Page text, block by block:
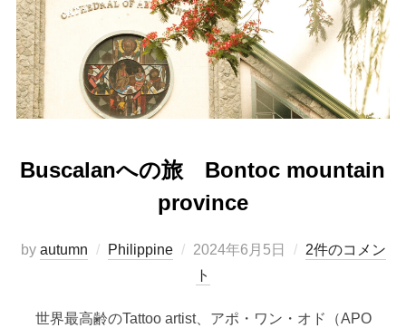
Buscalanへの旅 Bontoc mountain
province
by autumn Philippine
投
稿
2024年6月5日
2件のコメン
ト
世界最高齢のTattoo artist、アポ・ワン・オド（APO